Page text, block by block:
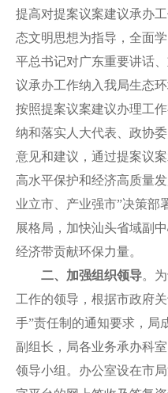
提高对提案议案建议承办
态文明思想为指导，全面
平总书记对广东重要讲话
议承办工作纳入我局生态
按照提案议案建议办理工
纳和落实人大代表、政协
意见和建议，通过提案议
高水平保护和经济高质量
业立市、产业强市”决策部
展格局，加快汕头省域副
经济带贡献环保力量。
二、加强组织领导。
工作的领导，根据市政府
手”责任制的通知要求，局
副组长，局各业务承办科
领导小组。办公室设在市